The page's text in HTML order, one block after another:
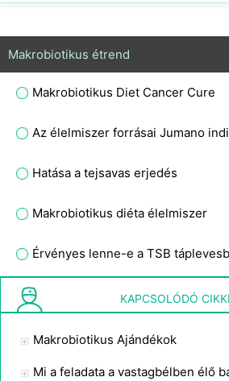
Makrobiotikus étrend
Makrobiotikus Diet Cancer Cure
Az élelmiszer forrásai Jumano
Hatása a tejsavas erjedés
Makrobiotikus diéta élelmiszer
Probiotikumra van szüksége a
KAPCSOLÓDÓ
Makrobiotikus Ajándékok
Mi a feladata a vastagbélben élő